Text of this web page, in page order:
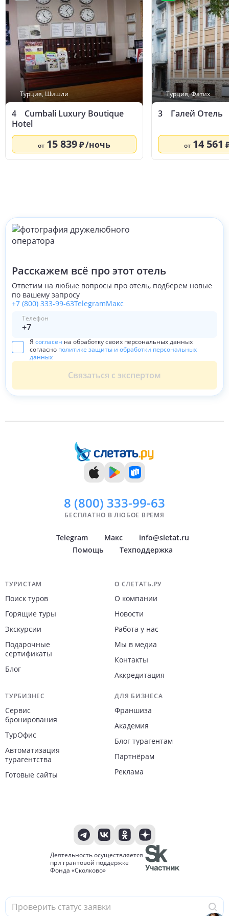
положу ещё хоть одну баночку крема - оно обвалится на
меня (и скрепело)
- холодильник издавал не только обычные звуки
работы, но иногда и звуки голубей (или что-то похожее?
очень странные звуки, впервые такие слышу), мне
приходилось его отключать, спать с таким невозможно
Турция, Шишли
4
Cumbali Luxury Boutique
Hotel
от 15 839 /ночь
Турция,Фатих
3 Галей Отель
от 14 561
Расскажем всё про этот отель
Ответим на любые вопросы про отель, подберем новые
по вашему запросу
+7 (800) 333-99-63TelegramМакс
Телефон
Я согласен на обработку своих персональных данных
согласно политике защиты и обработки персональных
данных
Связаться с экспертом
8 (800) 333-99-63
БЕСПЛАТНО В ЛЮБОЕ ВРЕМЯ
Telegram Макс
info@sletat.ru
Помощь
Техподдержка
Навигация по сайту
ТУРИСТАМ
Поиск туров
Горящие туры
Экскурсии
Подарочные
сертификаты
Блог
О СЛЕТАТЬ.РУ
О компании
Новости
Работа у нас
Мы в медиа
Контакты
Аккредитация
ТУРБИЗНЕС
Сервис
бронирования
ТурОфис
Автоматизация
турагентства
Готовые сайты
ДЛЯ БИЗНЕСА
Франшиза
Академия
Блог турагентам
Партнёрам
Реклама
Деятельность осуществляется
при грантовой поддержке
Фонда «Сколково»